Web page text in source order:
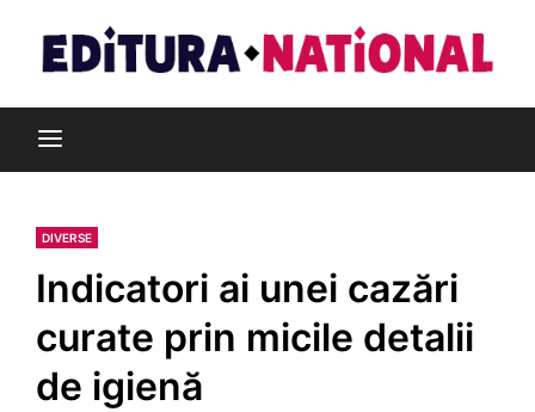
content
Editura Național
DIVERSE
Indicatori ai unei cazări
curate prin micile detalii
de igienă